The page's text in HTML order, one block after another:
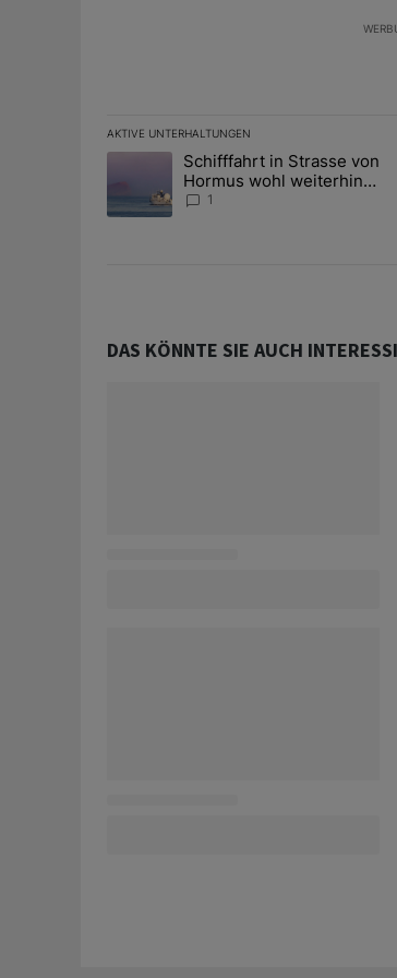
AKTIVE UNTERHALTUNGEN
Das Folgende ist eine Liste der am
Ein Trendartikel mit dem Titel
Schifffahrt in Strasse von
Hormus wohl weiterhin
massiv gestört
1
DAS KÖNNTE SIE AUCH